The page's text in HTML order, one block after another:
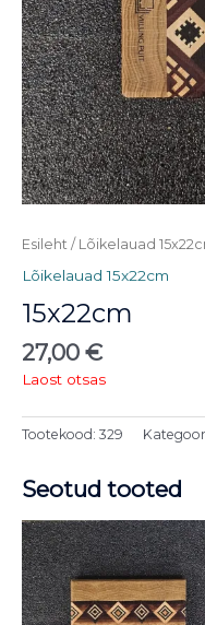
Esileht / Lõikelauad
Lõikelauad 15x22cm
15x22cm
27,00 €
Laost otsas
Tootekood: 329
Seotud tooted